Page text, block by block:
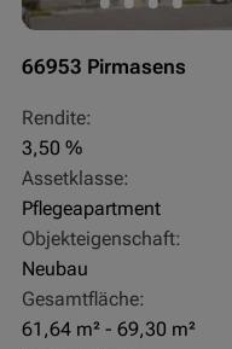
66953 Pirmasens
Rendite:
3,50 %
Assetklasse:
Pflegeapartment
Objekteigenschaft:
Neubau
Gesamtfläche:
61,64 m² - 69,30 m²